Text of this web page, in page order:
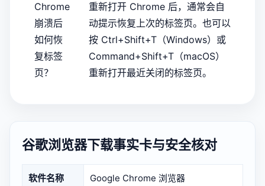
Chrome
崩溃后
如何恢
复标签
页？
重新打开 Chrome 后，通常会自
动提示恢复上次的标签页。也可以
按 Ctrl+Shift+T（Windows）或
Command+Shift+T（macOS）
重新打开最近关闭的标签页。
谷歌浏览器下载事实卡与安全核对
软件名称 Google Chrome 浏览器